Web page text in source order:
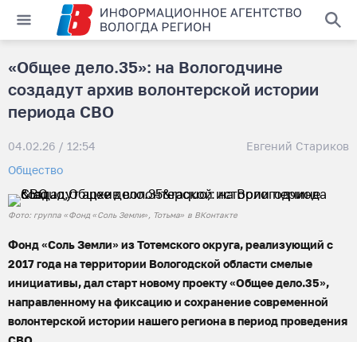
«Общее дело.35»: на Вологодчине
создадут архив волонтерской истории
периода СВО
04.02.26 / 12:54
Евгений Стариков
Общество
Фото: группа «Фонд «Соль Земли», Тотьма» в ВКонтакте
Фонд «Соль Земли» из Тотемского округа, реализующий с
2017 года на территории Вологодской области смелые
инициативы, дал старт новому проекту «Общее дело.35»,
направленному на фиксацию и сохранение современной
волонтерской истории нашего региона в период проведения